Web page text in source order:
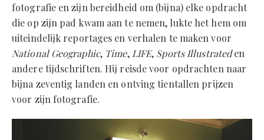
fotografie en zijn bereidheid om (bijna) elke opdracht
die op zijn pad kwam aan te nemen, lukte het hem om
uiteindelijk reportages en verhalen te maken voor
National Geographic, Time, LIFE, Sports Illustrateden
andere tijdschriften. Hij reisde voor opdrachten naar
bijna zeventig landen en ontving tientallen prijzen
voor zijn fotografie.